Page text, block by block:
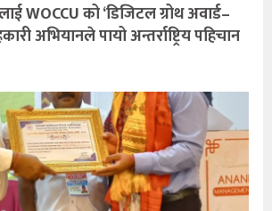
WOCCU को ‘डिजिटल ग्रोथ अवार्ड–
अभियानले पायो अन्तर्राष्ट्रिय पहिचान